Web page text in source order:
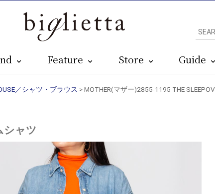
Feature Store Guide
／シャツ・ブラウス > MOTHER(マザー)2855-1195 THE